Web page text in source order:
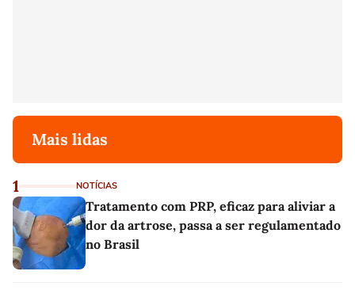
Mais lidas
1 NOTÍCIAS
Tratamento com PRP, eficaz para aliviar a
dor da artrose, passa a ser regulamentado
no Brasil